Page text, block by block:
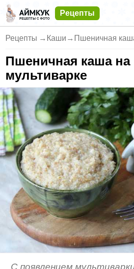
Рецепты
Рецепты → Каши → Пшеничная
Пшеничная каша на
мультиварке
С появлением